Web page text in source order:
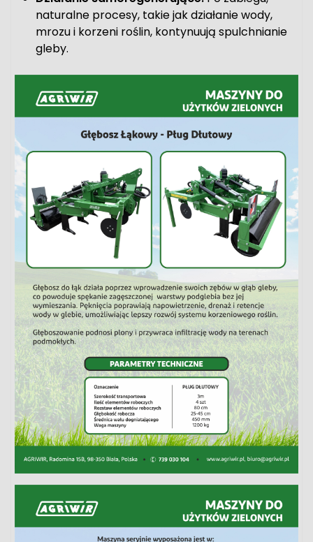
naturalne procesy, takie jak działanie wody,
mrozu i korzeni roślin, kontynuują spulchnianie
gleby.